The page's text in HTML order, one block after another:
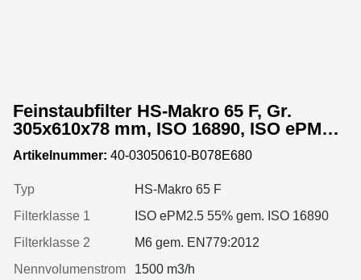
Feinstaubfilter HS-Makro 65 F, Gr.
305x610x78 mm, ISO 16890, ISO ePM2.5
55%, Rahmen: Edelstahl 1.4301,
Dichtung: einseitig, geschäumt
Artikelnummer: 40-03050610-B078E680
Typ
HS-Makro 65 F
Filterklasse 1
ISO ePM2.5 55% gem. ISO 16890
Filterklasse 2
M6 gem. EN779:2012
Nennvolumenstrom
1500 m3/h